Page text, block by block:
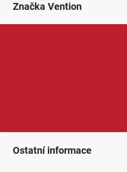
Značka Vention
Ostatní informace